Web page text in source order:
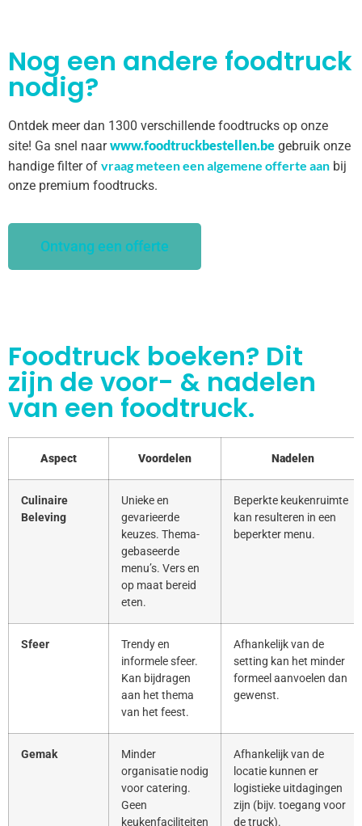
Nog een andere foodtruck
nodig?
Ontdek meer dan 1300 verschillende foodtrucks op onze
site! Ga snel naarwww.foodtruckbestellen.be gebruik onze
handige filter of vraag meteen een algemene offerte aan bij
onze premium foodtrucks.
Ontvang een offerte
Foodtruck boeken? Dit
zijn de voor- & nadelen
van een foodtruck.
Aspect Voordelen Nadelen
Culinaire
Beleving
Unieke en
gevarieerde
keuzes. Thema-
gebaseerde
menu’s. Vers en
op maat bereid
eten.
Beperkte keukenruimte
kan resulteren in een
beperkter menu.
Sfeer
Trendy en
informele sfeer.
Kan bijdragen
aan het thema
van het feest.
Afhankelijk van de
setting kan het minder
formeel aanvoelen dan
gewenst.
Gemak
Minder
organisatie nodig
voor catering.
Geen
keukenfaciliteiten
Afhankelijk van de
locatie kunnen er
logistieke uitdagingen
zijn (bijv. toegang voor
de truck).